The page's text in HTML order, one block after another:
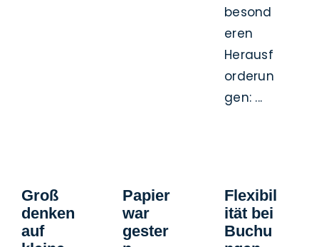
besond
eren
Herausf
orderun
gen: ...
Groß
denken
auf
Papier
war
gester
Flexibil
ität bei
Buchu